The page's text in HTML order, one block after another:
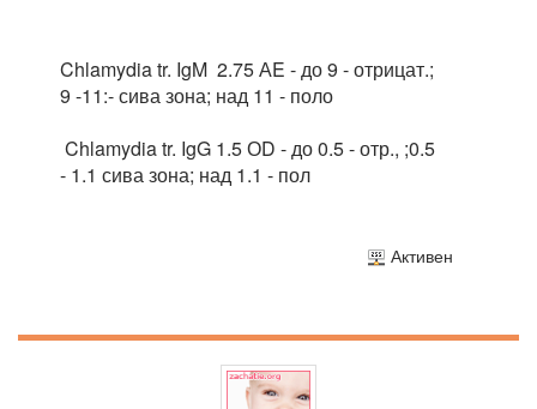
Chlamydia tr. IgM 2.75 АE - до 9 - отрицат.;
9 -11:- сива зона; над 11 - поло
Chlamydia tr. IgG 1.5 ОD - до 0.5 - отр., ;0.5
- 1.1 сива зона; над 1.1 - пол
Активен